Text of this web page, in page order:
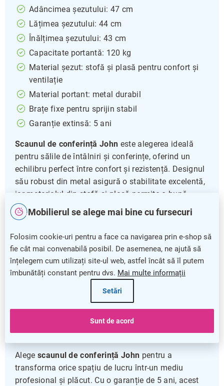
Mobilierul se alege mai bine cu fursecuri
Folosim cookie-uri pentru a face ca navigarea prin e-shop să
fie cât mai convenabilă posibil. De asemenea, ne ajută să
înțelegem cum utilizați site-ul web, astfel încât să îl putem
îmbunătăți constant pentru dvs. Mai multe informații
Setări
Sunt de acord
Adâncimea șezutului: 47 cm
Lățimea șezutului: 44 cm
Înălțimea șezutului: 43 cm
Capacitate portantă: 120 kg
Material șezut: stofă și plasă pentru confort și
ventilație
Material portant: metal durabil
Brațe fixe pentru sprijin stabil
Garanție extinsă: 5 ani
Scaunul de conferință John este alegerea ideală
pentru sălile de întâlniri și conferințe, oferind un
echilibru perfect între confort și rezistență. Designul
său robust din metal asigură o stabilitate excelentă,
iar materialul din stofă și plasă permite o bună
circulație a aerului, menținând confortul pe durata
întrevederilor prelungite.
Cu o capacitate portantă de până la 120 kg și
dimensiunile ergonomice ale șezutului și spătarului,
acest scaun este potrivit pentru o varietate de
utilizatori. Brațele fixe adaugă un plus de confort și
susținere, fără a sacrifica spațiul sau mobilitatea în
Confort și durabilitate pentru întâlnirile tale
Alege scaunul de conferință John pentru a
transforma orice spațiu de lucru într-un mediu
profesional și plăcut. Cu o garanție de 5 ani, acest